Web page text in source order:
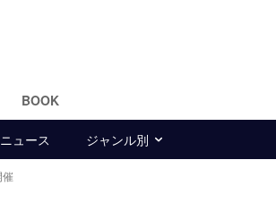
BOOK
ニュース ジャンル別